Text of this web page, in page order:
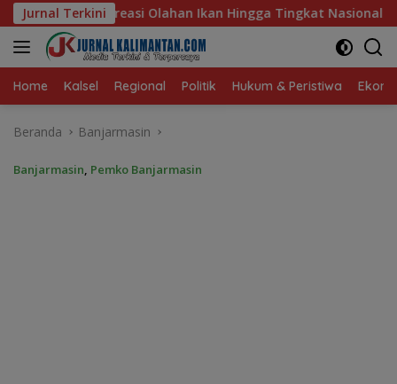
Langsung
ke
konten
Jurnal Terkini
Hingga Tingkat Nasional Pada Lomba Masak Serba Ikan
Home Kalsel Regional Politik Hukum & Peristiwa
Beranda Banjarmasin
Banjarmasin, Pemko Banjarmasin